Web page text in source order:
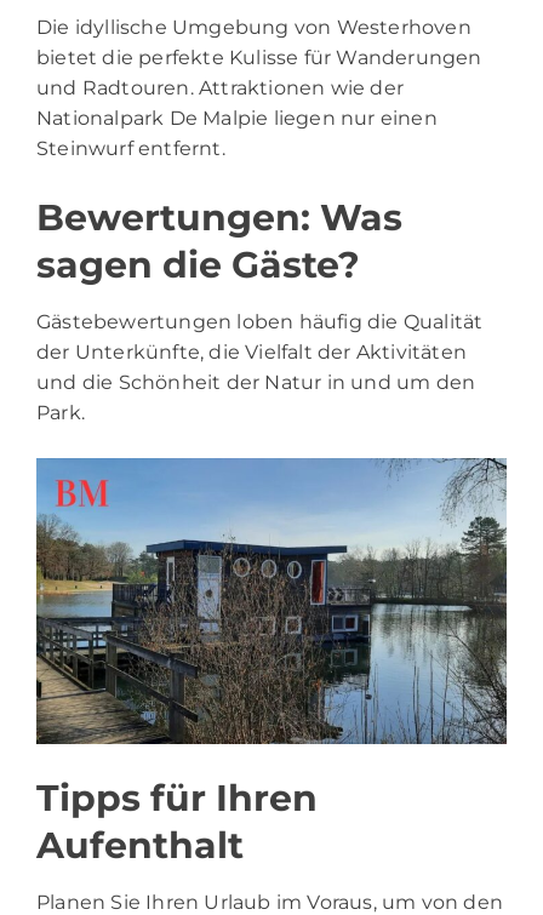
Die idyllische Umgebung von Westerhoven
bietet die perfekte Kulisse für Wanderungen
und Radtouren. Attraktionen wie der
Nationalpark De Malpie liegen nur einen
Steinwurf entfernt.
Bewertungen: Was
sagen die Gäste?
Gästebewertungen loben häufig die Qualität
der Unterkünfte, die Vielfalt der Aktivitäten
und die Schönheit der Natur in und um den
Park.
Tipps für Ihren
Aufenthalt
Planen Sie Ihren Urlaub im Voraus, um von den